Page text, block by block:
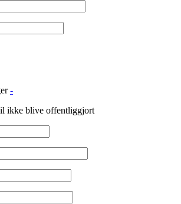
-
ikke blive offentliggjort